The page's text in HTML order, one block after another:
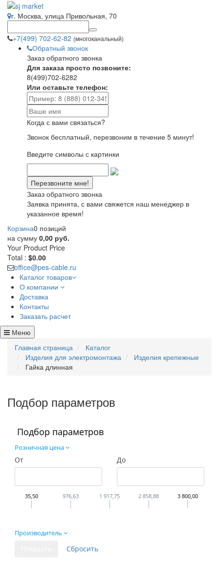
г. Москва, улица Привольная, 70
+7(499) 702-62-82 (многоканальный)
Обратный звонок
Заказ обратного звонка
Для заказа просто позвоните:
8(499)702-6282
Или оставьте телефон:
Когда с вами связаться?
Звонок бесплатный, перезвоним в течение 5 минут!
Введите символы с картинки
Заказ обратного звонка
Заявка принята, с вами свяжется наш менеджер в
указанное время!
Корзина0 позиций
на сумму 0,00 руб.
Your Product Price
Total : $0.00
office@pes-cable.ru
Каталог товаров
О компании
Доставка
Контакты
Заказать расчет
Меню
Главная страница
Каталог
Изделия для электромонтажа
Изделия крепежные
Гайка длинная
Подбор параметров
Подбор параметров
Розничная цена
От До
35,50 976,63 1 917,75 2 858,88 3 800,00
Производитель